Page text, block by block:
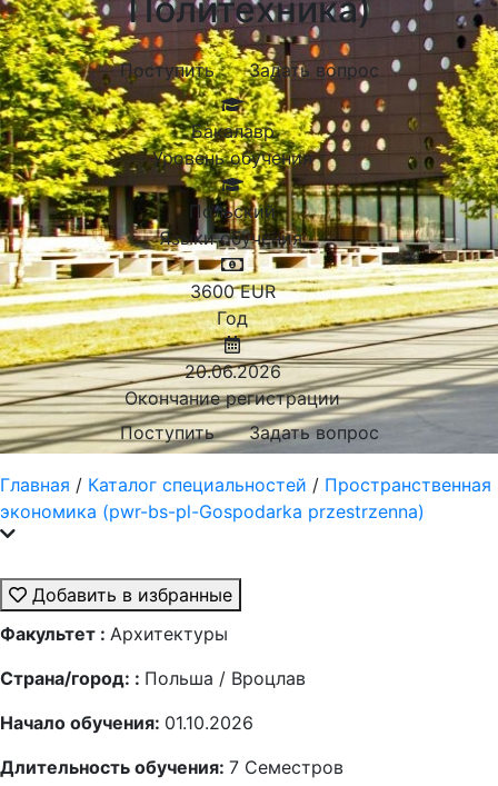
Политехника)
Поступить Задать вопрос
Бакалавр
Уровень обучения
Польский
Языки обучения:
3600 EUR
Год
20.06.2026
Окончание регистрации
Поступить
Задать вопрос
Главная / Каталог специальностей / Пространственная
экономика (pwr-bs-pl-Gospodarka przestrzenna)
Добавить в избранные
Факультет : Архитектуры
Страна/город: : Польша / Вроцлав
Начало обучения: 01.10.2026
Длительность обучения: 7 Семестров